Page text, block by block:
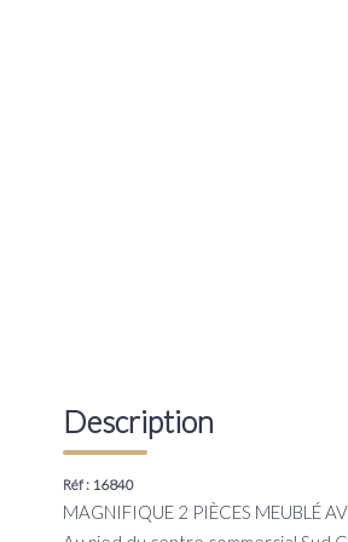
Description
Réf : 16840
MAGNIFIQUE 2 PIÈCES MEUBLÉ